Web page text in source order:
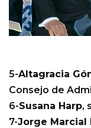
5-Altagracia
Consejo de
6-Susana Harp,
7-Jorge Marcial